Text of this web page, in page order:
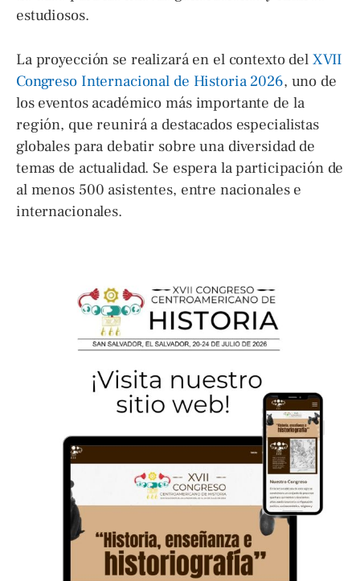
estudiosos.
La proyección se realizará en el contexto del XVII
Congreso Internacional de Historia 2026, uno de
los eventos académico más importante de la
región, que reunirá a destacados especialistas
globales para debatir sobre una diversidad de
temas de actualidad. Se espera la participación de
al menos 500 asistentes, entre nacionales e
internacionales.